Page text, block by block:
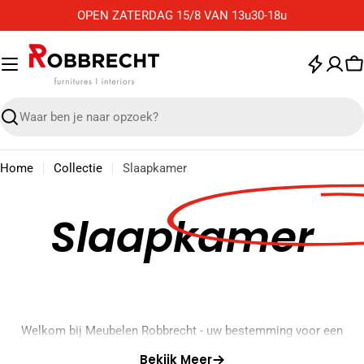
naar
inhoud
OPEN ZATERDAG 15/8 VAN 13u30-18u
Zoek
Home Collectie Slaapkamer
Slaapkamer
Welkom bij Meubelen Robbrecht - uw bestemming voor een
comfortabele en stijlvolle slaapkamerinrichting. Op onze
Bekijk Meer